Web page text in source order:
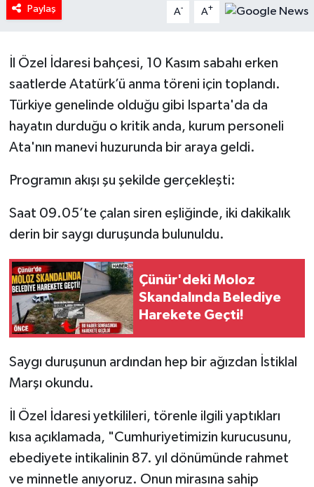
Paylaş A- A+
İl Özel İdaresi bahçesi, 10 Kasım sabahı erken
saatlerde Atatürk’ü anma töreni için toplandı.
Türkiye genelinde olduğu gibi Isparta'da da
hayatın durduğu o kritik anda, kurum personeli
Ata'nın manevi huzurunda bir araya geldi.
Programın akışı şu şekilde gerçekleşti:
Saat 09.05’te çalan siren eşliğinde, iki dakikalık
derin bir saygı duruşunda bulunuldu.
Çünür'deki Moloz
Skandalında Belediye
Harekete Geçti!
Saygı duruşunun ardından hep bir ağızdan İstiklal
Marşı okundu.
İl Özel İdaresi yetkilileri, törenle ilgili yaptıkları
kısa açıklamada, "Cumhuriyetimizin kurucusunu,
ebediyete intikalinin 87. yıl dönümünde rahmet
ve minnetle anıyoruz. Onun mirasına sahip
SAĞLIK
Tarihi Yapılarımız
Türkiye
Yerel
İletişim
Künye